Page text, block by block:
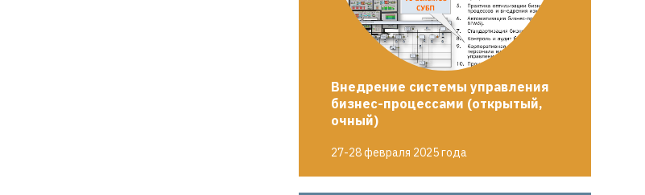
Внедрение системы управления
бизнес-процессами (открытый,
очный)
27-28 февраля 2025 года